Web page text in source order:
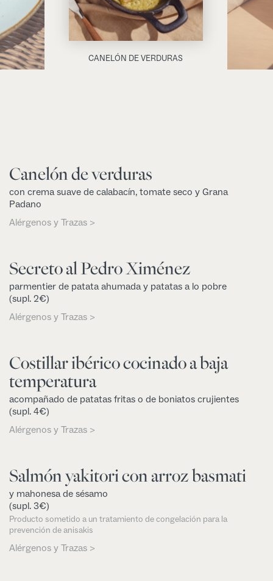
CANELÓN DE VERDURAS
Canelón de verduras
con crema suave de calabacín, tomate seco y Grana
Padano
Alérgenos y Trazas >
Secreto al Pedro Ximénez
parmentier de patata ahumada y patatas a lo pobre
(supl. 2€)
Alérgenos y Trazas >
Costillar ibérico cocinado a baja
temperatura
acompañado de patatas fritas o de boniatos crujientes
(supl. 4€)
Alérgenos y Trazas >
Salmón yakitori con arroz basmati
y mahonesa de sésamo
(supl. 3€)
Producto sometido a un tratamiento de congelación para la
prevención de anisakis
Alérgenos y Trazas >